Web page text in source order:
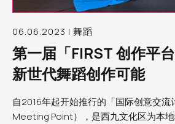
06.06.2023 | 舞蹈
第一届「FIRST 创作平
新世代舞蹈创作可能
自2016年起开始推行的「国际创意交
Meeting Point），是西九文化区为本